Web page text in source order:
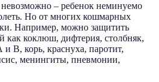
– ребенок неминуемо
Но от многих кошмарных
Например, можно защитить
как коклюш, дифтерия, столбняк,
В, корь, краснуха, паротит,
менингиты, пневмонии,